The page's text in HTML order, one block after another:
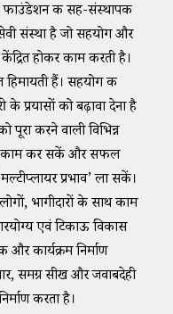
फाउंडेशन की सह-संस्थापक
संस्था है जो सहयोग और
होकर काम करती है।
हिमायती हैं। सहयोग की
के प्रयासों को बढ़ावा देना है
पूरा करने वाली विभिन्न
काम कर सकें और सफल
प्रभाव’ ला सकें।
भागीदारों के साथ काम
एवं टिकाऊ विकास
कार्यक्रम निर्माण
समग्र सीख और जवाबदेही
करता है।